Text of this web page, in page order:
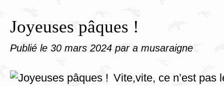
Joyeuses pâques !
Publié le 30 mars 2024 par a musaraigne
Vite,vite, ce n’est pas